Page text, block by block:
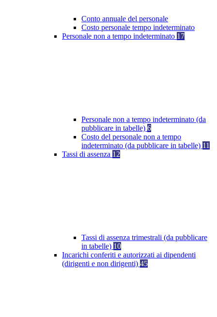
Conto annuale del personale
Costo personale tempo indeterminato
Personale non a tempo indeterminato 17
Personale non a tempo indeterminato (da
pubblicare in tabelle) 6
Costo del personale non a tempo
indeterminato (da pubblicare in tabelle) 11
Tassi di assenza 12
Tassi di assenza trimestrali (da pubblicare
in tabelle) 10
Incarichi conferiti e autorizzati ai dipendenti
(dirigenti e non dirigenti) 45